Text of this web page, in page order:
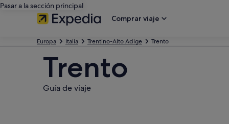
Pasar a la sección principal
Comprar viaje
Europa Italia Trentino-Alto Adige Trento
Trento
Guía de viaje